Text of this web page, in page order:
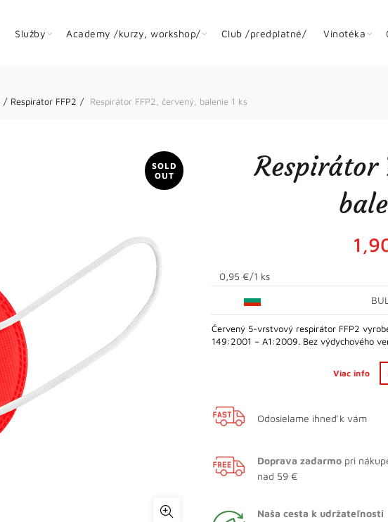
Služby Academy /kurzy, workshop/ Club /predplatné/ Vinotéka
Respirátor FFP2 Respirátor FFP2, červený, balenie 1 ks
SOLD
OUT
Respirátor
0,95 €/1 ks
Červený 5-vrstvový respirátor FFP2
149:2001 – A1:2009. Bez výdychového
Viac info
Odosielame ihneď k vám
Doprava zadarmo pri
nad 59 €
Naša cesta k udržateľnosti